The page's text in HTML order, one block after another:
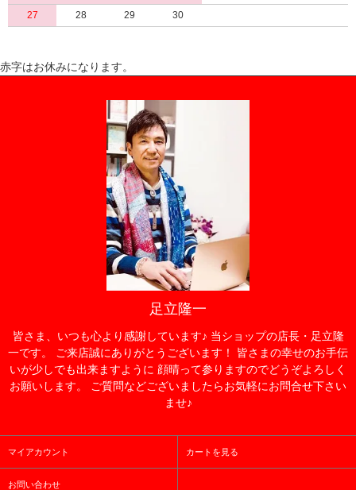
27
28 29 30
赤字はお休みになります。
足立隆一
皆さま、いつも心より感謝しています♪ 当ショップの店長・足立隆
一です。 ご来店誠にありがとうございます！ 皆さまの幸せのお手伝
いが少しでも出来ますように 顔晴って参りますのでどうぞよろしく
お願いします。 ご質問などございましたらお気軽にお問合せ下さい
ませ♪
マイアカウント カートを見る
お問い合わせ